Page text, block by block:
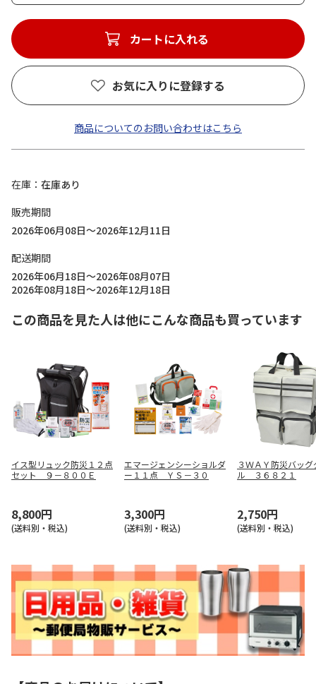
カートに入れる
お気に入りに登録する
商品についてのお問い合わせはこちら
在庫
在庫あり
販売期間
2026年06月08日～2026年12月11日
配送期間
2026年06月18日～2026年08月07日
2026年08月18日～2026年12月18日
この商品を見た人は他にこんな商品も買っています
イス型リュック防災１２点
セット ９－８００Ｅ
8,800円
(送料別・税込)
エマージェンシーショルダ
ー１１点 ＹＳ－３０
3,300円
(送料別・税込)
３ＷＡＹ防災バッグ
ル ３６８２１
2,750円
(送料別・税込)